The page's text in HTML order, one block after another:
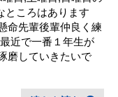
ところはあります
命先輩後輩仲良く練
近で一番１年生が
磨していきたいで